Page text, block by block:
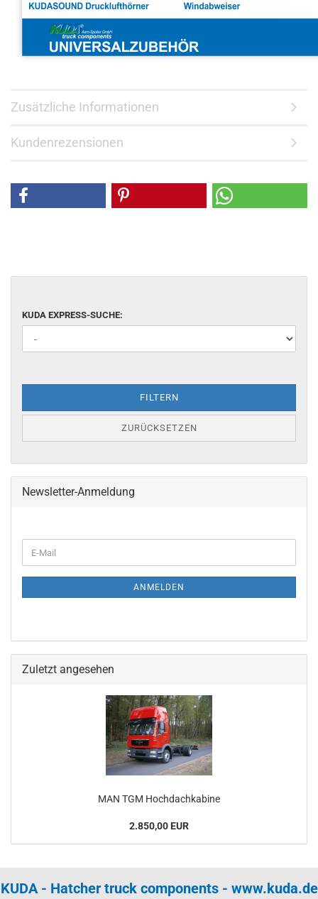
Zusätzliche Informationen
Kundenrezensionen
KUDA EXPRESS-SUCHE:
FILTERN
ZURÜCKSETZEN
Newsletter-Anmeldung
ANMELDEN
Zuletzt angesehen
MAN TGM Hochdachkabine
2.850,00 EUR
KUDA - Hatcher truck components - www.kuda.de